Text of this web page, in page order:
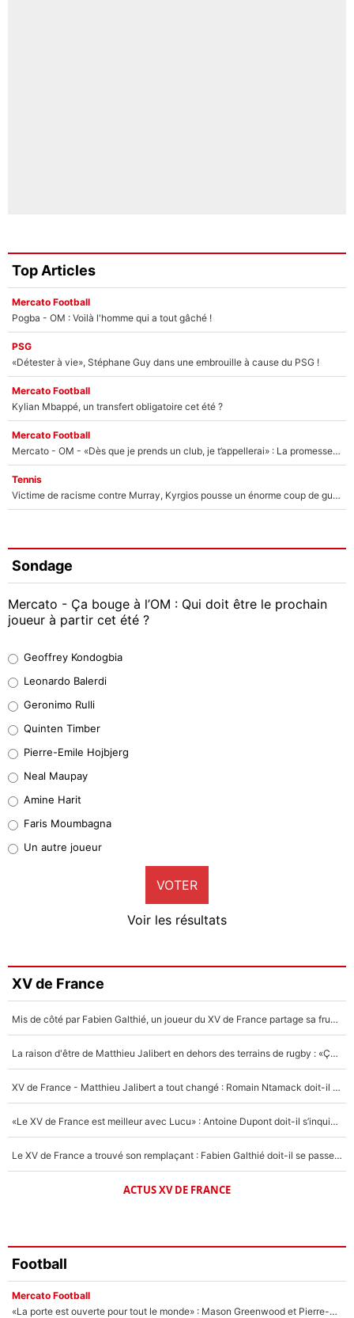
Top Articles
Mercato Football
Pogba - OM : Voilà l'homme qui a tout gâché !
PSG
«Détester à vie», Stéphane Guy dans une embrouille à cause du PSG !
Mercato Football
Kylian Mbappé, un transfert obligatoire cet été ?
Mercato Football
Mercato - OM - «Dès que je prends un club, je t’appellerai» : La promesse de Marcelino au moment de claquer la porte
Tennis
Victime de racisme contre Murray, Kyrgios pousse un énorme coup de gueule !
Sondage
Mercato - Ça bouge à l’OM : Qui doit être le prochain
joueur à partir cet été ?
38%
32%
5%
1%
9%
Faris Moumbagna
4%
Un autre joueur
5%
Geoffrey Kondogbia
Leonardo Balerdi
Geronimo Rulli
Quinten Timber
Pierre-Emile Hojbjerg
Neal Maupay
Amine Harit
Faris Moumbagna
Un autre joueur
VOTER
Voir les résultats
XV de France
Mis de côté par Fabien Galthié, un joueur du XV de France partage sa frustration : «ils ne me l’ont pas dit tout de suite»
La raison d'être de Matthieu Jalibert en dehors des terrains de rugby : «Ça m'atteint autant que si tu touches à un membre de ma famille»
XV de France - Matthieu Jalibert a tout changé : Romain Ntamack doit-il s’inquiéter pour sa place à un an de la Coupe du monde ?
«Le XV de France est meilleur avec Lucu» : Antoine Dupont doit-il s’inquiéter pour sa place ?
Le XV de France a trouvé son remplaçant : Fabien Galthié doit-il se passer d'Antoine Dupont ?
ACTUS XV DE FRANCE
Football
Mercato Football
«La porte est ouverte pour tout le monde» : Mason Greenwood et Pierre-Emerick Aubameyang ont quitté l'OM, Amine Gouiri balance sur la suite du mercato et sur la réaction du vestiaire !